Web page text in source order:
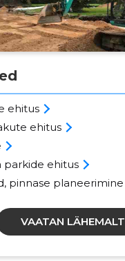
ehitus
ehitus
parkide ehitus
pinnase planeerimine
VAATAN LÄHEMALT